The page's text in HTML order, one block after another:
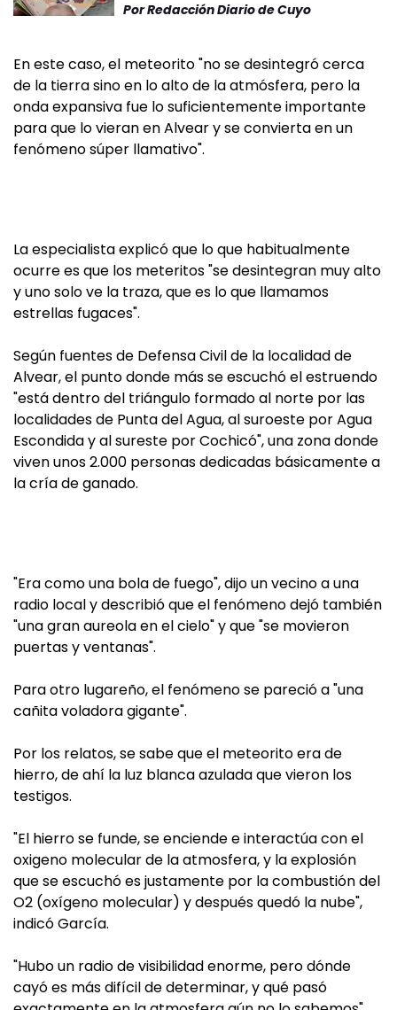
PorRedacción Diario de Cuyo
En este caso, el meteorito "no se desintegró cerca
de la tierra sino en lo alto de la atmósfera, pero la
onda expansiva fue lo suficientemente importante
para que lo vieran en Alvear y se convierta en un
fenómeno súper llamativo".
La especialista explicó que lo que habitualmente
ocurre es que los meteritos "se desintegran muy alto
y uno solo ve la traza, que es lo que llamamos
estrellas fugaces".
Según fuentes de Defensa Civil de la localidad de
Alvear, el punto donde más se escuchó el estruendo
"está dentro del triángulo formado al norte por las
localidades de Punta del Agua, al suroeste por Agua
Escondida y al sureste por Cochicó", una zona donde
viven unos 2.000 personas dedicadas básicamente a
la cría de ganado.
"Era como una bola de fuego", dijo un vecino a una
radio local y describió que el fenómeno dejó también
"una gran aureola en el cielo" y que "se movieron
puertas y ventanas".
Para otro lugareño, el fenómeno se pareció a "una
cañita voladora gigante".
Por los relatos, se sabe que el meteorito era de
hierro, de ahí la luz blanca azulada que vieron los
testigos.
"El hierro se funde, se enciende e interactúa con el
oxigeno molecular de la atmosfera, y la explosión
que se escuchó es justamente por la combustión del
O2 (oxígeno molecular) y después quedó la nube",
indicó García.
"Hubo un radio de visibilidad enorme, pero dónde
cayó es más difícil de determinar, y qué pasó